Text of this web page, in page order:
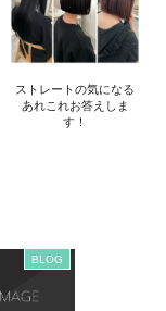
ストレートの気になる
あれこれお答えしま
す！
BLOG